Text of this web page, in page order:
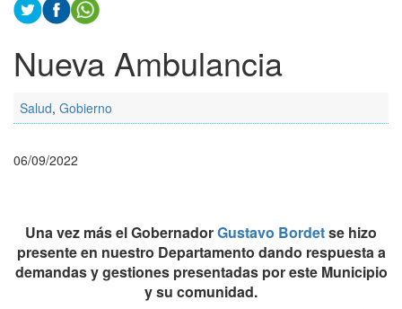
Nueva Ambulancia
Salud, Gobierno
06/09/2022
Una vez más el GobernadorGustavo Bordetse hizo
presente en nuestro Departamento dando respuesta a
demandas y gestiones presentadas por este Municipio
y su comunidad.